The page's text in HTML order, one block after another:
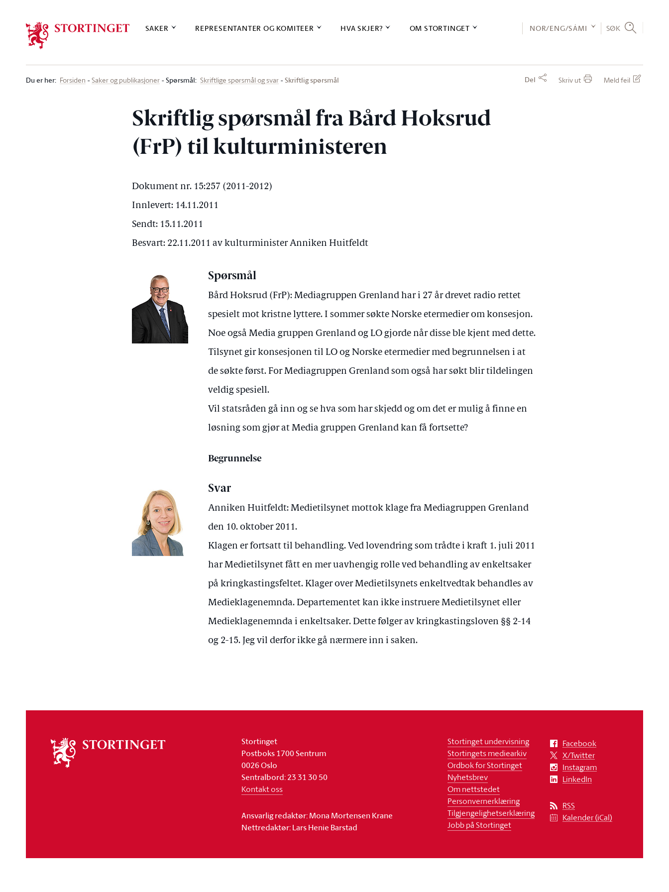
SAKER REPRESENTANTER OG KOMITEER HVA SKJER? OM STORTINGET NOR/ENG/SÁMI SØK
Du er her: Forsiden Saker og publikasjoner Spørsmål: Skriftlige spørsmål og svar Skriftlig spørsmål Del Skriv ut Meld feil
Skriftlig spørsmål fra Bård Hoksrud
(FrP) til kulturministeren
Dokument nr. 15:257 (2011-2012)
Innlevert: 14.11.2011
Sendt: 15.11.2011
Besvart: 22.11.2011 av kulturminister Anniken Huitfeldt
Spørsmål
Bård Hoksrud (FrP): Mediagruppen Grenland har i 27 år drevet radio rettet
spesielt mot kristne lyttere. I sommer søkte Norske etermedier om konsesjon.
Noe også Media gruppen Grenland og LO gjorde når disse ble kjent med dette.
Tilsynet gir konsesjonen til LO og Norske etermedier med begrunnelsen i at
de søkte først. For Mediagruppen Grenland som også har søkt blir tildelingen
veldig spesiell.
Vil statsråden gå inn og se hva som har skjedd og om det er mulig å finne en
løsning som gjør at Media gruppen Grenland kan få fortsette?
Begrunnelse
Svar
Anniken Huitfeldt: Medietilsynet mottok klage fra Mediagruppen Grenland
den 10. oktober 2011.
Klagen er fortsatt til behandling. Ved lovendring som trådte i kraft 1. juli 2011
har Medietilsynet fått en mer uavhengig rolle ved behandling av enkeltsaker
på kringkastingsfeltet. Klager over Medietilsynets enkeltvedtak behandles av
Medieklagenemnda. Departementet kan ikke instruere Medietilsynet eller
Medieklagenemnda i enkeltsaker. Dette følger av kringkastingsloven §§ 2-14
og 2-15. Jeg vil derfor ikke gå nærmere inn i saken.
stortinget
Stortinget
Postboks 1700 Sentrum
0026 Oslo
Sentralbord: 23 31 30 50
Kontakt oss
Ansvarlig redaktør: Mona Mortensen Krane
Nettredaktør: Lars Henie Barstad
Stortinget undervisning
Stortingets mediearkiv
Ordbok for Stortinget
Nyhetsbrev
Om nettstedet
Personvernerklæring
Tilgjengelighetserklæring
Jobb på Stortinget
Facebook
X/Twitter
Instagram
LinkedIn
RSS
Kalender (iCal)